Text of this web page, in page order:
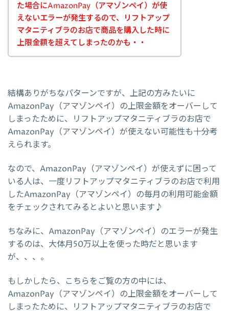
た場合にAmazonPay（アマゾンペイ）が使
えないエラーが発生するので、リフトアップ
マタニティブラのお店で商品を購入した時に
上限金額を超えてしまったのかも・・
結構ありがちなパターンですが、上記の方みたいに
AmazonPay（アマゾンペイ）の上限金額をオーバーして
しまったために、リフトアップマタニティブラのお店で
AmazonPay（アマゾンペイ）が使えない可能性も十分考
えられます。
なので、AmazonPay（アマゾンペイ）が使えずに困って
いる人は、一度リフトアップマタニティブラのお店で利用
したAmazonPay（アマゾンペイ）の毎月の利用可能金額
をチェックされてみるとよいと思います♪
ちなみに、AmazonPay（アマゾンペイ）のエラーが発生
するのは、大体月50万以上を使った時だと思います
が、、、。
もしかしたら、こちらをご覧の方の中には、
AmazonPay（アマゾンペイ）の上限金額をオーバーして
しまったために、リフトアップマタニティブラのお店で